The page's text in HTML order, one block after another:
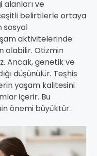
alanları ve
belirtilerle ortaya
sosyal
aktivitelerinde
olabilir. Otizmin
Ancak, genetik ve
düşünülür. Teşhis
yaşam kalitesini
içerir. Bu
önemi büyüktür.